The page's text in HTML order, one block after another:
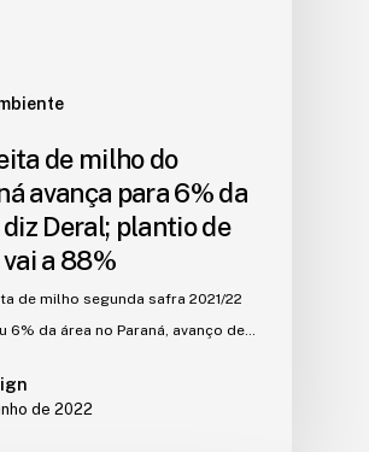
de milho do
avança para 6% da
diz Deral; plantio de
a 88%
de milho segunda safra 2021/22
6% da área no Paraná, avanço de…
de 2022